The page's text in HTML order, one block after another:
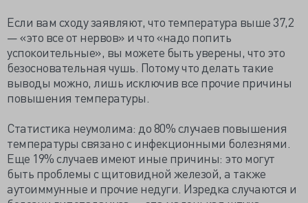
Если вам сходу заявляют, что температура выше 37,2
— «это все от нервов» и что «надо попить
успокоительные», вы можете быть уверены, что это
безосновательная чушь. Потому что делать такие
выводы можно, лишь исключив все прочие причины
повышения температуры.
Статистика неумолима: до 80% случаев повышения
температуры связано с инфекционными болезнями.
Еще 19% случаев имеют иные причины: это могут
быть проблемы с щитовидной железой, а также
аутоиммунные и прочие недуги. Изредка случаются и